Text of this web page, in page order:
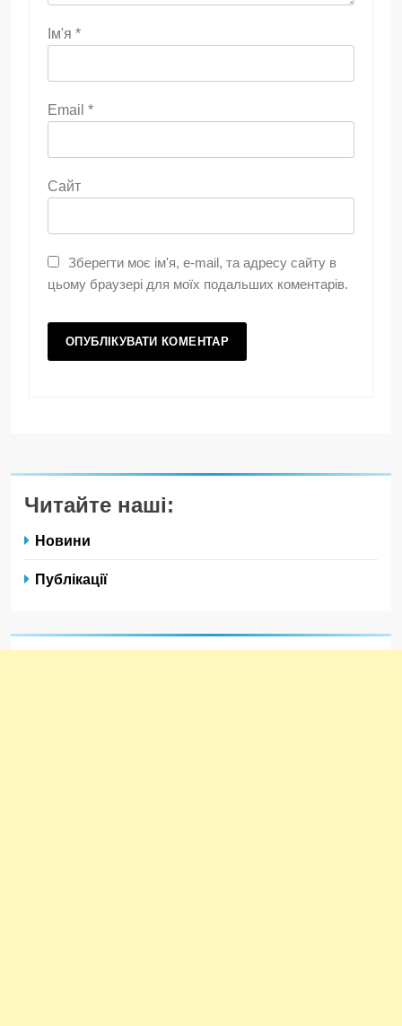
Ім'я *
Email *
Сайт
Зберегти моє ім'я, e-mail, та адресу сайту в
цьому браузері для моїх подальших коментарів.
Читайте наші:
Новини
Публікації